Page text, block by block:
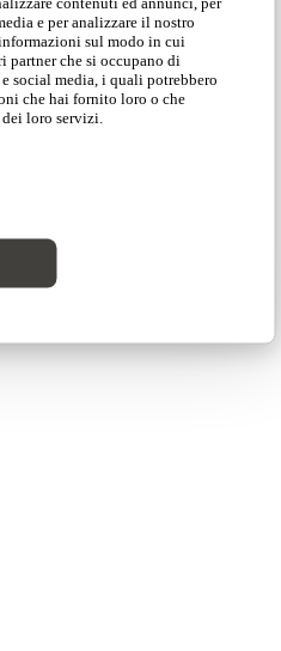
e per analizzare il nostro
sul modo in cui
che si occupano di
social media, i quali potrebbero
che hai fornito loro o che
loro servizi.
della Romagna, 285 –